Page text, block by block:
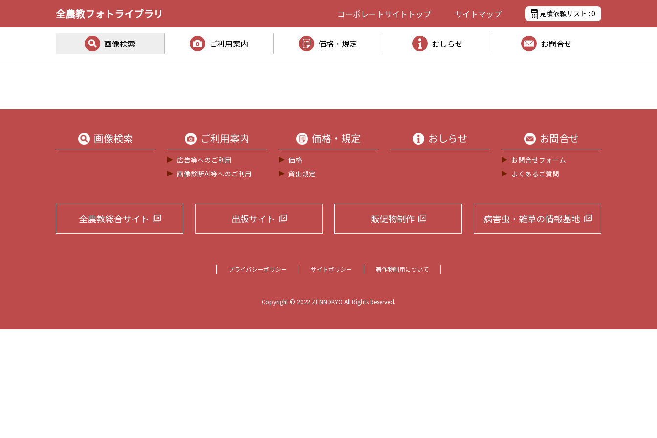
全農教フォトライブラリ コーポレートサイト トップ サイトマップ 見積依頼リスト : 0
画像検索 ご利用案内 価格・規定 おしらせ お問合せ
画像検索 ご利用案内
広告等へのご利用
画像診断AI等へのご利用
価格・規定
価格
貸出規定
おしらせ お問合せ
お問合せフォーム
よくあるご質問
全農教総合サイト 出版サイト 販促物制作 病害虫・雑草の情報基地
プライバシーポリシー サイトポリシー 著作物利用について
Copyright © 2022 ZENNOKYO All Rights Reserved.